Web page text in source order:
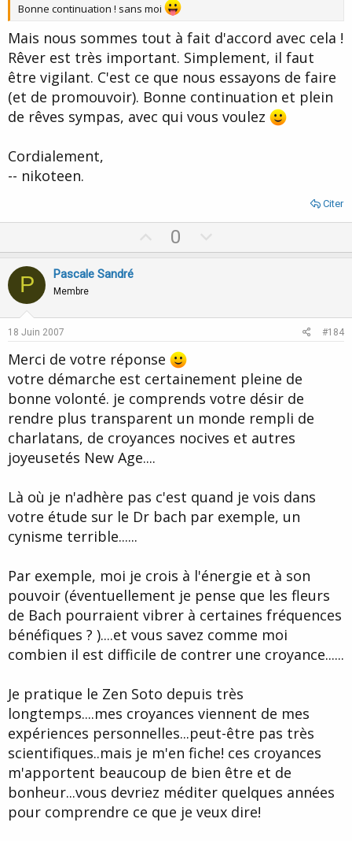
Bonne continuation ! sans moi
Mais nous sommes tout à fait d'accord avec cela !
Rêver est très important. Simplement, il faut
être vigilant. C'est ce que nous essayons de faire
(et de promouvoir). Bonne continuation et plein
de rêves sympas, avec qui vous voulez
Cordialement,
-- nikoteen.
Citer
p
t
0
o
v
P Pascale Sandré
Membre
18 Juin 2007 #184
Merci de votre réponse
votre démarche est certainement pleine de
bonne volonté. je comprends votre désir de
rendre plus transparent un monde rempli de
charlatans, de croyances nocives et autres
joyeusetés New Age....
Là où je n'adhère pas c'est quand je vois dans
votre étude sur le Dr bach par exemple, un
cynisme terrible......
Par exemple, moi je crois à l'énergie et à son
pouvoir (éventuellement je pense que les fleurs
de Bach pourraient vibrer à certaines fréquences
bénéfiques ? )....et vous savez comme moi
combien il est difficile de contrer une croyance......
Je pratique le Zen Soto depuis très
longtemps....mes croyances viennent de mes
expériences personnelles...peut-être pas très
scientifiques..mais je m'en fiche! ces croyances
m'apportent beaucoup de bien être et de
bonheur...vous devriez méditer quelques années
pour comprendre ce que je veux dire!